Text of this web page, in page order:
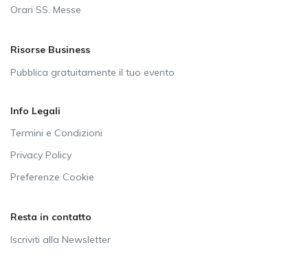
Orari SS. Messe
Risorse Business
Pubblica gratuitamente il tuo evento
Info Legali
Termini e Condizioni
Privacy Policy
Preferenze Cookie
Resta in contatto
Iscriviti alla Newsletter